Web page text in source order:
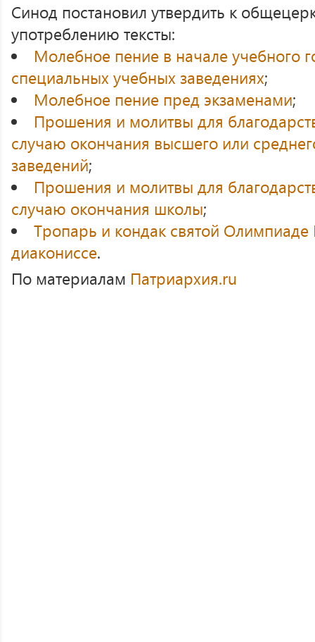
Синод постановил утвердить к
употреблению тексты:
Молебное пение в начале учебного
специальных учебных заведениях;
Молебное пение пред экзаменами;
Прошения и молитвы для
случаю окончания высшего или
заведений;
Прошения и молитвы для
случаю окончания школы;
Тропарь и кондак святой Олимпиаде
диакониссе.
По материалам Патриархия.ru